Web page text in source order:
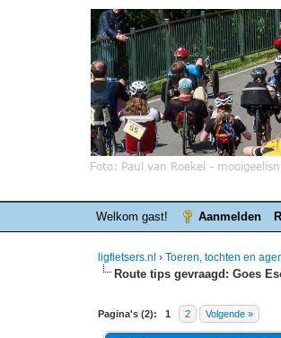
Welkom gast! Aanmelden
ligfietsers.nl ›Toeren, tochten en
Route tips gevraagd: Goes
Pagina's (2): 1 2 Volgende »
0 stemmen - gemiddelde
1
2
3
4
5